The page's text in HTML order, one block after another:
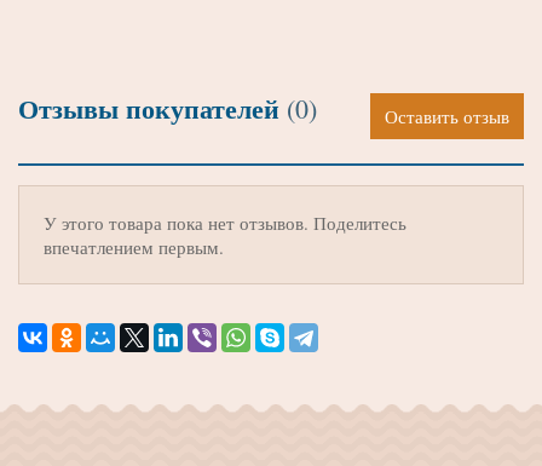
Отзывы покупателей (0) Оставить отзыв
У этого товара пока нет отзывов. Поделитесь
впечатлением первым.